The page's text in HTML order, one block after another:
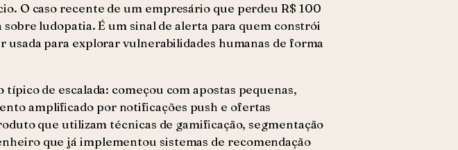
O caso recente de um empresário que perdeu R$ 100
ludopatia. É um sinal de alerta para quem constrói
para explorar vulnerabilidades humanas de forma
de escalada: começou com apostas pequenas,
amplificado por notificações push e ofertas
que utilizam técnicas de gamificação, segmentação
que já implementou sistemas de recomendação